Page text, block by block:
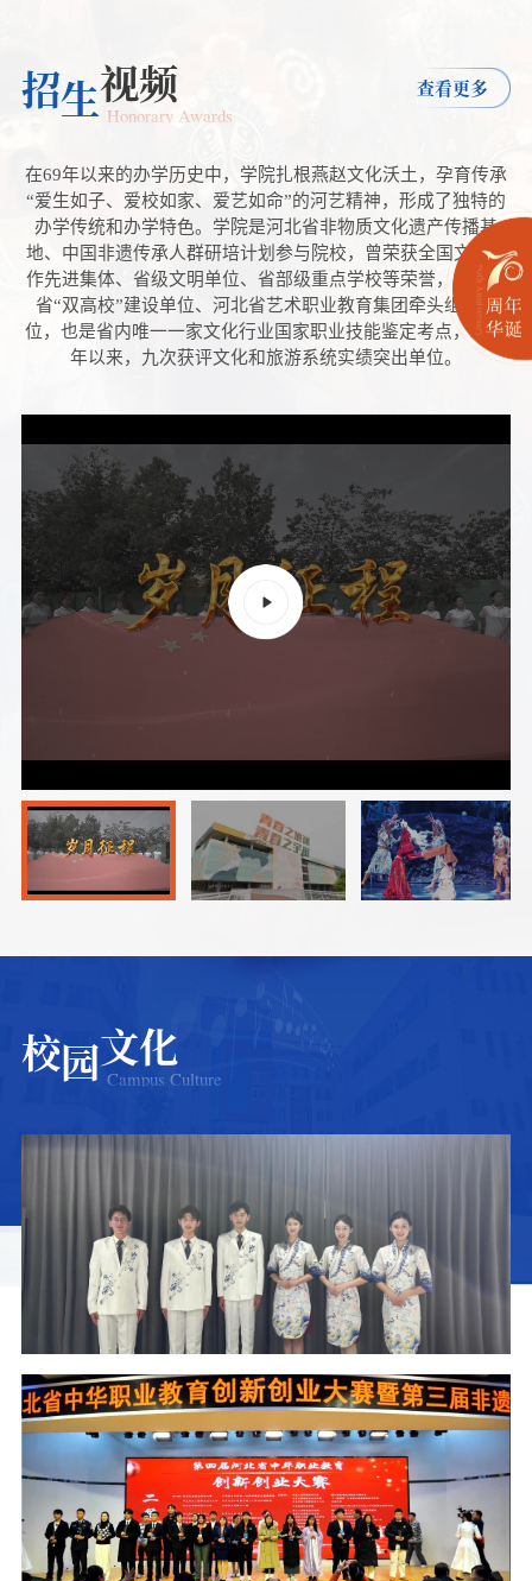
招生视频
Honorary Awards
查看更多
在69年以来的办学历史中，学院扎根燕赵文化沃土，孕育传承
“爱生如子、爱校如家、爱艺如命”的河艺精神，形成了独特的
办学传统和办学特色。学院是河北省非物质文化遗产传播基
地、中国非遗传承人群研培计划参与院校，曾荣获全国文化工
作先进集体、省级文明单位、省部级重点学校等荣誉，是河北
省“双高校”建设单位、河北省艺术职业教育集团牵头组建单
位，也是省内唯一一家文化行业国家职业技能鉴定考点，2014
年以来，九次获评文化和旅游系统实绩突出单位。
校园文化
Campus Culture